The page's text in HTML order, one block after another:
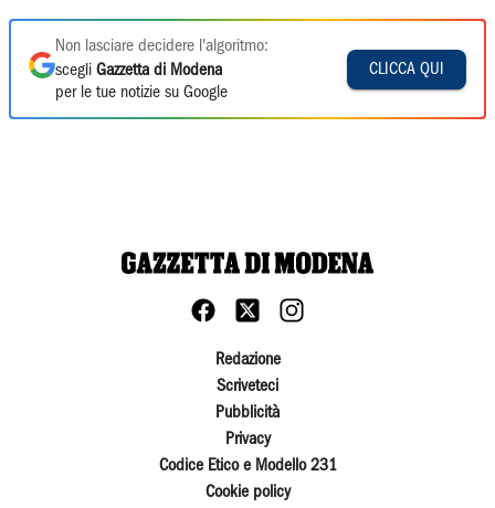
Non lasciare decidere l'algoritmo:
scegli Gazzetta di Modena
per le tue notizie su Google
CLICCA QUI
Redazione
Scriveteci
Pubblicità
Privacy
Codice Etico e Modello 231
Cookie policy